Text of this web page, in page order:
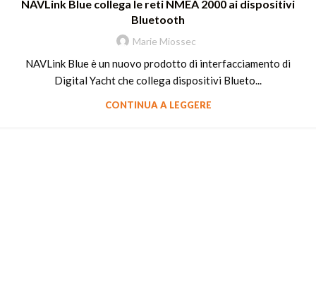
NAVLink Blue collega le reti NMEA 2000 ai dispositivi
Bluetooth
Marie Miossec
NAVLink Blue è un nuovo prodotto di interfacciamento di
Digital Yacht che collega dispositivi Blueto...
CONTINUA A LEGGERE